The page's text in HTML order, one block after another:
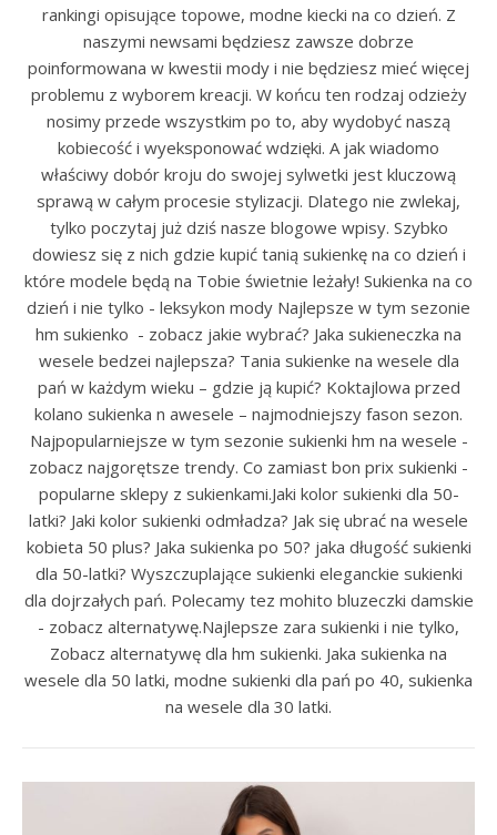
rankingi opisujące topowe, modne kiecki na co dzień. Z
naszymi newsami będziesz zawsze dobrze
poinformowana w kwestii mody i nie będziesz mieć więcej
problemu z wyborem kreacji. W końcu ten rodzaj odzieży
nosimy przede wszystkim po to, aby wydobyć naszą
kobiecość i wyeksponować wdzięki. A jak wiadomo
właściwy dobór kroju do swojej sylwetki jest kluczową
sprawą w całym procesie stylizacji. Dlatego nie zwlekaj,
tylko poczytaj już dziś nasze blogowe wpisy. Szybko
dowiesz się z nich gdzie kupić tanią sukienkę na co dzień i
które modele będą na Tobie świetnie leżały! Sukienka na co
dzień i nie tylko - leksykon mody Najlepsze w tym sezonie
hm sukienko - zobacz jakie wybrać? Jaka sukieneczka na
wesele bedzei najlepsza? Tania sukienke na wesele dla
pań w każdym wieku – gdzie ją kupić? Koktajlowa przed
kolano sukienka n awesele – najmodniejszy fason sezon.
Najpopularniejsze w tym sezonie sukienki hm na wesele -
zobacz najgorętsze trendy. Co zamiast bon prix sukienki -
popularne sklepy z sukienkami.Jaki kolor sukienki dla 50-
latki? Jaki kolor sukienki odmładza? Jak się ubrać na wesele
kobieta 50 plus? Jaka sukienka po 50? jaka długość sukienki
dla 50-latki? Wyszczuplające sukienki eleganckie sukienki
dla dojrzałych pań. Polecamy tez mohito bluzeczki damskie
- zobacz alternatywę.Najlepsze zara sukienki i nie tylko,
Zobacz alternatywę dla hm sukienki. Jaka sukienka na
wesele dla 50 latki, modne sukienki dla pań po 40, sukienka
na wesele dla 30 latki.